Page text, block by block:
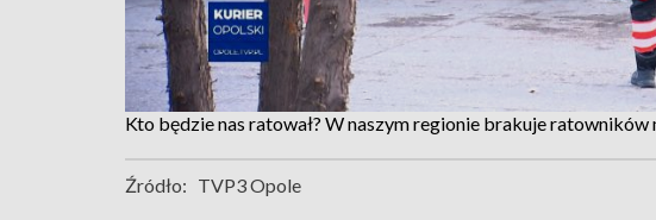
Kto będzie nas ratował? W naszym regionie brakuje ratowników
Źródło: TVP3 Opole